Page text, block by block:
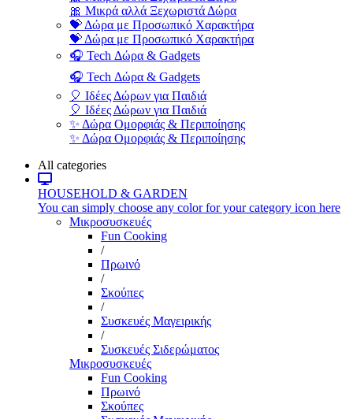
🎀 Μικρά αλλά Ξεχωριστά Δώρα
💝 Δώρα με Προσωπικό Χαρακτήρα
💝 Δώρα με Προσωπικό Χαρακτήρα
🎧 Tech Δώρα & Gadgets
🎧 Tech Δώρα & Gadgets
🎈 Ιδέες Δώρων για Παιδιά
🎈 Ιδέες Δώρων για Παιδιά
✨ Δώρα Ομορφιάς & Περιποίησης
✨ Δώρα Ομορφιάς & Περιποίησης
All categories
HOUSEHOLD & GARDEN
You can simply choose any color for your category icon here
Μικροσυσκευές
Fun Cooking
/
Πρωινό
/
Σκούπες
/
Συσκευές Μαγειρικής
/
Συσκευές Σιδερώματος
Μικροσυσκευές
Fun Cooking
Πρωινό
Σκούπες